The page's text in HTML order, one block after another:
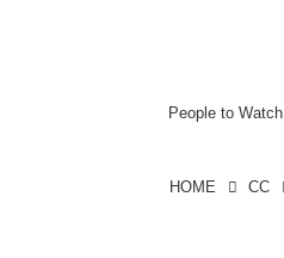
People to Watch
HOME CC